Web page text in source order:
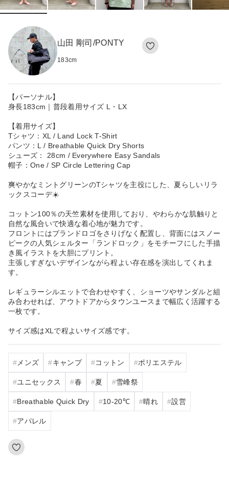
山田 剛司/PONTY
183cm
【パーソナル】​
身長183cm｜普段着用サイズ L・LX​
【着用サイズ】​
Tシャツ：XL / Land Lock T-Shirt
パンツ：L / Breathable Quick Dry Shorts
シューズ： 28cm / Everywhere Easy Sandals
帽子：One / SP Circle Lettering Cap
爽やかなミントグリーンのTシャツを主役にした、夏らしいリラ
ックスコーデ☀️
コットン100％の天竺素材を使用しており、やわらかな肌触りと
自然な風合いで快適な着心地が魅力です。
フロントにはブランドロゴをさりげなく配置し、背面にはスノー
ピークの人気シェルター「ランドロック」をモチーフにした手描
き風イラストを大胆にプリント。
主張しすぎないデザインながら程よい存在感を演出してくれま
す。
レギュラーシルエットで合わせやすく、ショーツやサンダルと組
み合わせれば、アウトドアからタウンユースまで幅広く活躍する
一枚です。
サイズ感はXLで程よいサイズ感です。
メンズ キャンプ コットン ポリエステル
ユニセックス 春 夏 雪峰祭
Breathable Quick Dry 10‐20℃ 晴れ 設営
アパレル